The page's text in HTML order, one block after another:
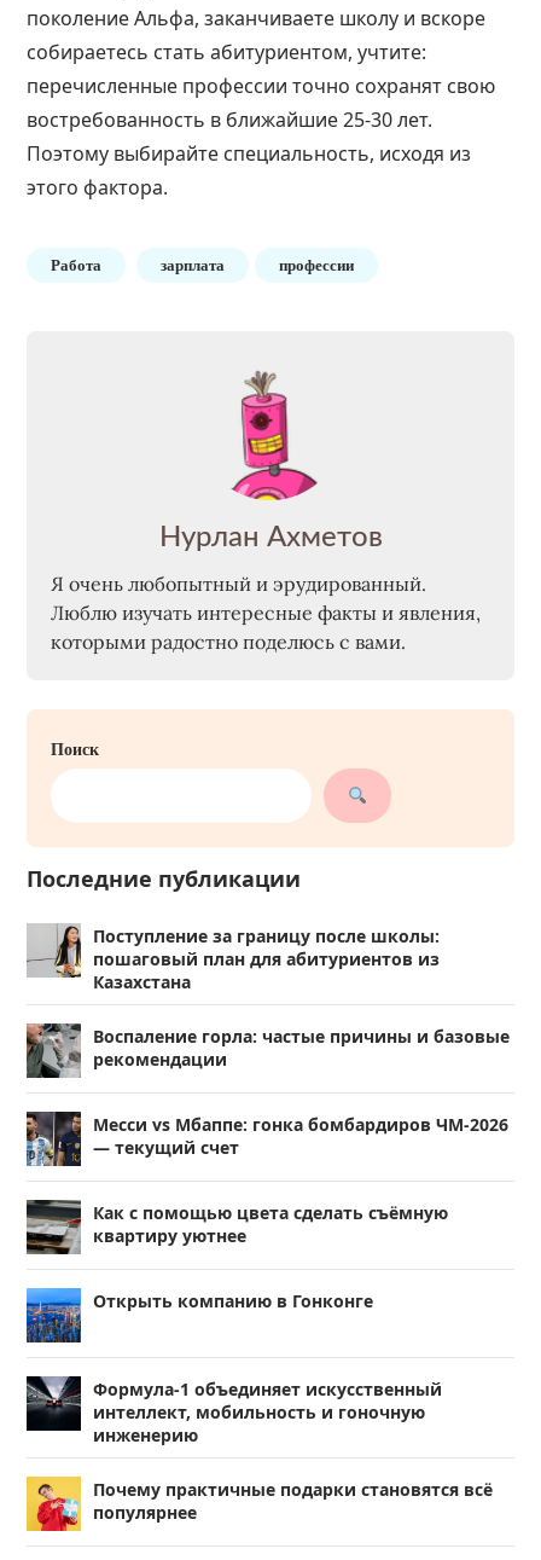
поколение Альфа, заканчиваете школу и вскоре
собираетесь стать абитуриентом, учтите:
перечисленные профессии точно сохранят свою
востребованность в ближайшие 25-30 лет.
Поэтому выбирайте специальность, исходя из
этого фактора.
Работа зарплата профессии
Нурлан Ахметов
Я очень любопытный и эрудированный.
Люблю изучать интересные факты и явления,
которыми радостно поделюсь с вами.
Поиск
Последние публикации
Поступление за границу после школы:
пошаговый план для абитуриентов из
Казахстана
Воспаление горла: частые причины и базовые
рекомендации
Месси vs Мбаппе: гонка бомбардиров ЧМ-2026
— текущий счет
Как с помощью цвета сделать съёмную
квартиру уютнее
Открыть компанию в Гонконге
Формула-1 объединяет искусственный
интеллект, мобильность и гоночную
инженерию
Почему практичные подарки становятся всё
популярнее